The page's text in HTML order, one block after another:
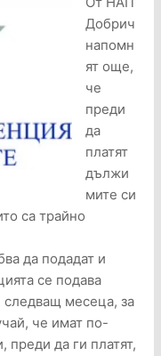
Добрич
напомн
ят още,
че
преди
да
платят
дължи
мите си
са трайно
да подадат и
се подава
месеца, за
че имат по-
преди да ги платят,